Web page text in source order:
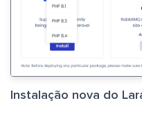
Instalação nova do